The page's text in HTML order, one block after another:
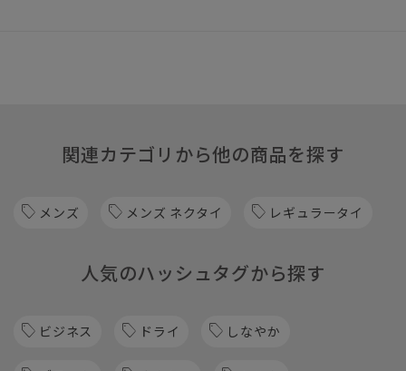
関連カテゴリから他の商品を探す
メンズ メンズ ネクタイ レギュラータイ
人気のハッシュタグから探す
ビジネス ドライ しなやか